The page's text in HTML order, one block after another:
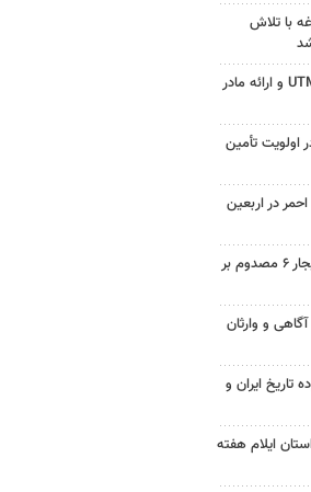
با تلاش
جزئیات ثبت ادعا، تهیه نقشه UTM و ارائه مادر
اولویت تأمین
در اربعین
واژگونی تیبا در محور همدان بیجار ۶ مصدوم بر
و وارثان
تاریخ ایران و
ایلام هفته